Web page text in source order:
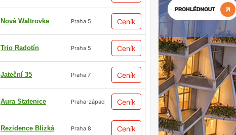
Nová Waltrovka Praha 5 Ceník
Trio Radotín Praha 5 Ceník
Jateční 35 Praha 7 Ceník
Aura Statenice Praha-západ Ceník
Rezidence Blízká Praha 8 Ceník